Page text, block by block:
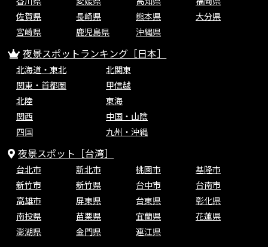
佐賀県
長崎県 熊本県
大分県
宮崎県
鹿児島県 沖縄県
夜景スポットランキング［日本］
北海道・東北
北関東
関東・首都圏
甲信越
北陸
東海
関西
中国・山陰
四国
九州・沖縄
夜景スポット［台湾］
台北市 新北市 桃園市
基隆市
新竹市
新竹県 台中市
台南市
高雄市
屏東県 台東県
彰化県
南投県
苗栗県 宜蘭県
花蓮県
澎湖県
金門県 連江県